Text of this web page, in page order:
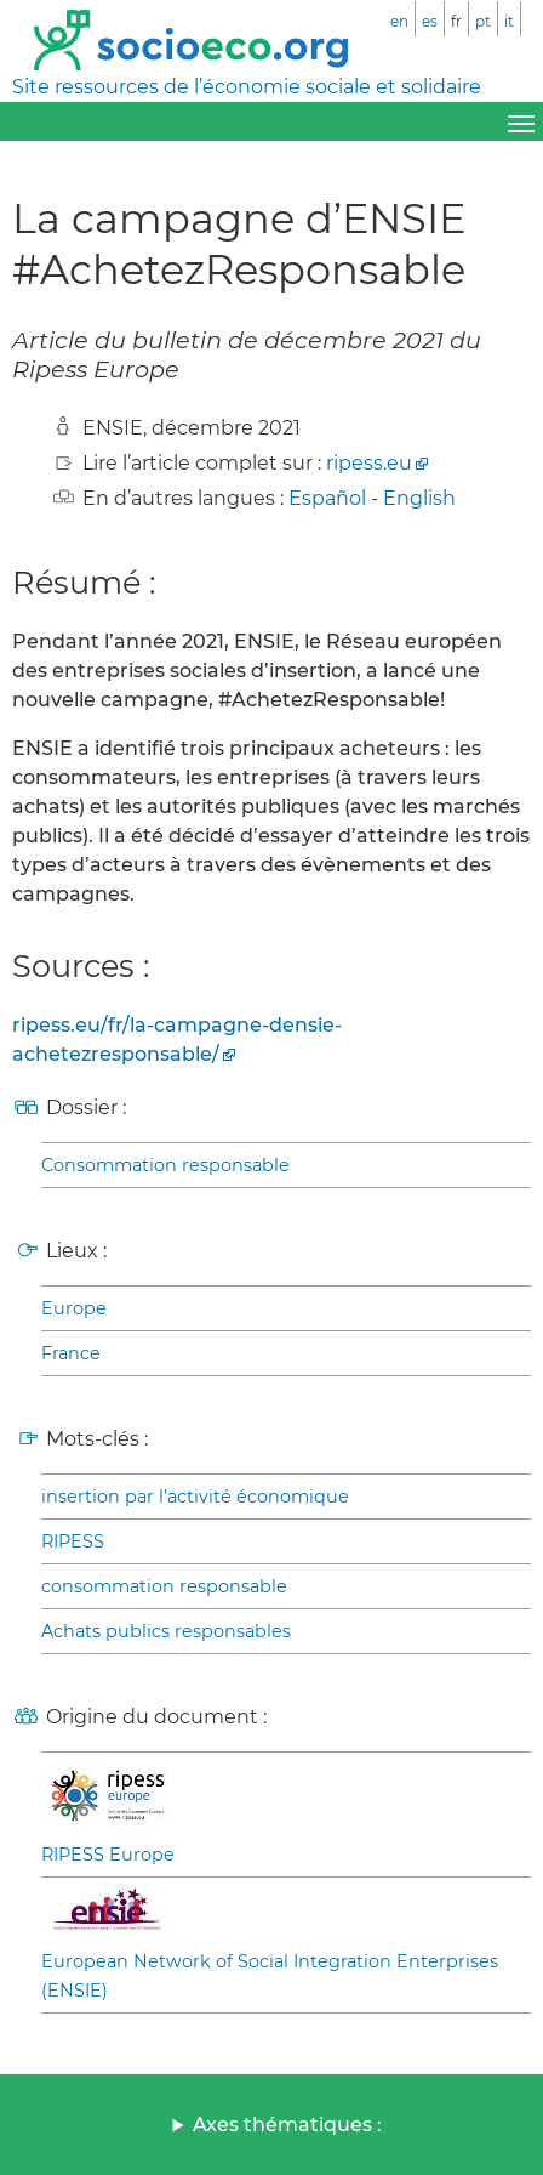
Site ressources de l’économie sociale et solidaire
en es fr pt it
La campagne d’ENSIE
#AchetezResponsable
Article du bulletin de décembre 2021 du
Ripess Europe
ENSIE, décembre 2021
Lire l’article complet sur : ripess.eu
En d’autres langues : Español - English
Résumé :
Pendant l’année 2021, ENSIE, le Réseau européen
des entreprises sociales d’insertion, a lancé une
nouvelle campagne, #AchetezResponsable!
ENSIE a identifié trois principaux acheteurs : les
consommateurs, les entreprises (à travers leurs
achats) et les autorités publiques (avec les marchés
publics). Il a été décidé d’essayer d’atteindre les trois
types d’acteurs à travers des évènements et des
campagnes.
Sources :
ripess.eu/fr/la-campagne-densie-
achetezresponsable/
Dossier :
Consommation responsable
Lieux :
Europe
France
Mots-clés :
insertion par l’activité économique
RIPESS
consommation responsable
Achats publics responsables
Origine du document :
RIPESS Europe
European Network of Social Integration Enterprises
(ENSIE)
Axes thématiques :